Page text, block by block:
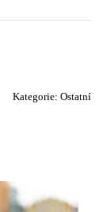
Kategorie: Ostatní